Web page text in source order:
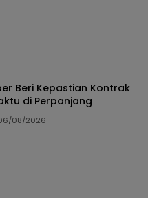
Beri Kepastian Kontrak
di Perpanjang
08/2026